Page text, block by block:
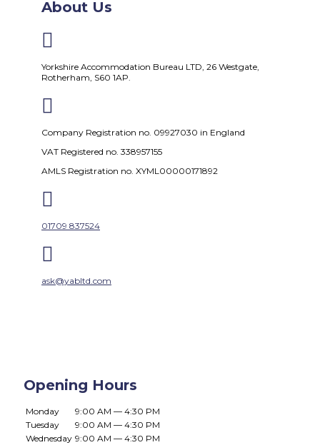
About Us

Yorkshire Accommodation Bureau LTD, 26 Westgate,
Rotherham, S60 1AP.

Company Registration no. 09927030 in England
VAT Registered no. 338957155
AMLS Registration no. XYML00000171892

01709 837524

ask@yabltd.com
Opening Hours
Monday
9:00 AM — 4:30 PM
Tuesday
9:00 AM — 4:30 PM
Wednesday 9:00 AM — 4:30 PM